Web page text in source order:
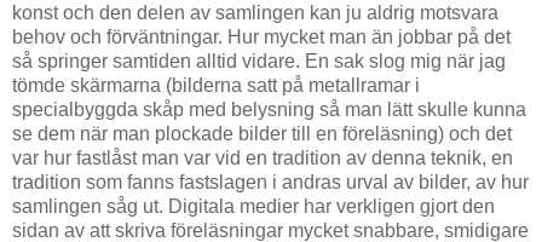
konst och den delen av samlingen kan ju aldrig motsvara
behov och förväntningar. Hur mycket man än jobbar på det
så springer samtiden alltid vidare. En sak slog mig när jag
tömde skärmarna (bilderna satt på metallramar i
specialbyggda skåp med belysning så man lätt skulle kunna
se dem när man plockade bilder till en föreläsning) och det
var hur fastlåst man var vid en tradition av denna teknik, en
tradition som fanns fastslagen i andras urval av bilder, av hur
samlingen såg ut. Digitala medier har verkligen gjort den
sidan av att skriva föreläsningar mycket snabbare, smidigare